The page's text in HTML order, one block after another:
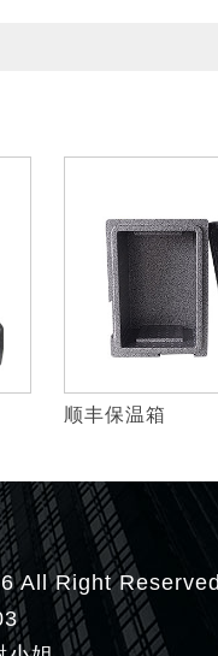
顺丰保温箱
All Right Reserved